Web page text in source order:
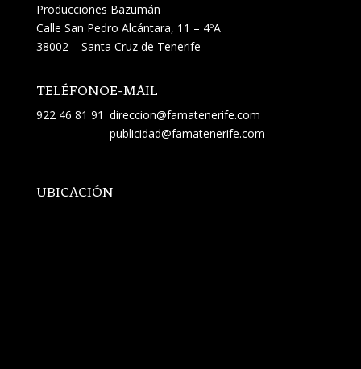
Producciones Bazumán
Calle San Pedro Alcántara, 11 – 4ºA
38002 – Santa Cruz de Tenerife
TELÉFONO
922 46 81 91
E-MAIL
direccion@famatenerife.com
publicidad@famatenerife.com
UBICACIÓN